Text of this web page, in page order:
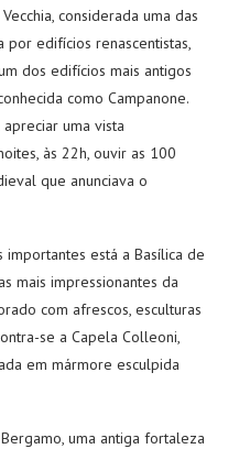
considerada uma das
por edifícios renascentistas,
dos edifícios mais antigos
como Campanone.
uma vista
às 22h, ouvir as 100
que anunciava o
está a Basílica de
mais impressionantes da
com afrescos, esculturas
se a Capela Colleoni,
em mármore esculpida
uma antiga fortaleza